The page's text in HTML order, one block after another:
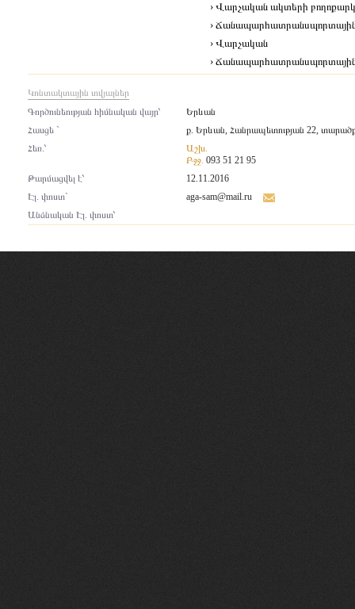
› Վարչական ակտերի
› Ճանապարհատրանսպորտային
› Վարչական
›
Կոնտակտային տվյալներ
Գործունեության հիմնական վայր՝
Երևան
Հասցե `
ք. Երևան, Հանրապետության 22,
Հեռ.՝
Աշխ.
Բջջ. 093 51 21 95
Թարմացվել է՝
12.11.2016
Էլ. փոստ`
aga-sam@mail.ru
Անձնական Էլ. փոստ՝